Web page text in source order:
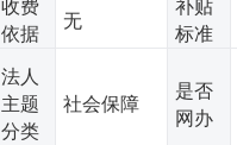
依据
无
标准
法人
主题
分类
社会保障
是否
网办